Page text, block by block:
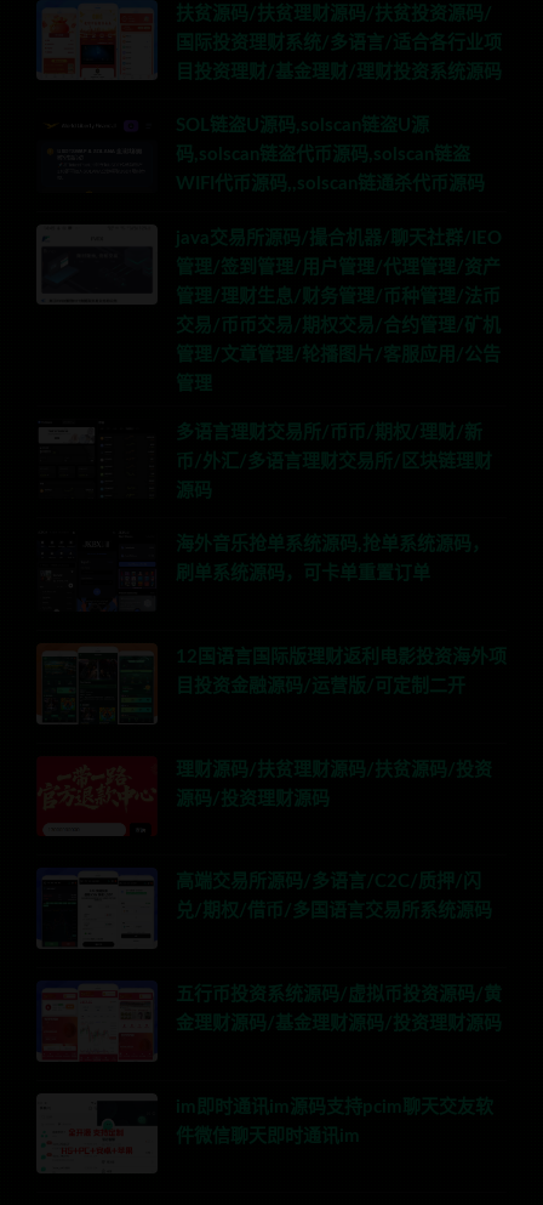
扶贫源码/扶贫理财源码/扶贫投资源码/
国际投资理财系统/多语言/适合各行业项
目投资理财/基金理财/理财投资系统源码
SOL链盗U源码,solscan链盗U源
码,solscan链盗代币源码,solscan链盗
WIFI代币源码,,solscan链通杀代币源码
java交易所源码/撮合机器/聊天社群/IEO
管理/签到管理/用户管理/代理管理/资产
管理/理财生息/财务管理/币种管理/法币
交易/币币交易/期权交易/合约管理/矿机
管理/文章管理/轮播图片/客服应用/公告
管理
多语言理财交易所/币币/期权/理财/新
币/外汇/多语言理财交易所/区块链理财
源码
海外音乐抢单系统源码,抢单系统源码，
刷单系统源码，可卡单重置订单
12国语言国际版理财返利电影投资海外项
目投资金融源码/运营版/可定制二开
理财源码/扶贫理财源码/扶贫源码/投资
源码/投资理财源码
高端交易所源码/多语言/C2C/质押/闪
兑/期权/借币/多国语言交易所系统源码
五行币投资系统源码/虚拟币投资源码/黄
金理财源码/基金理财源码/投资理财源码
im即时通讯im源码支持pcim聊天交友软
件微信聊天即时通讯im